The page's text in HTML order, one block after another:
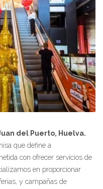
del Puerto, Huelva.
que define a
con ofrecer servicios de
en proporcionar
y campañas de